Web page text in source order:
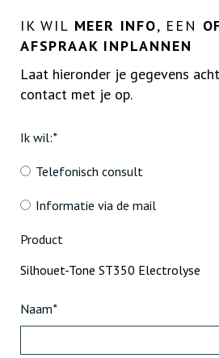
IK WIL MEER INFO, EEN
AFSPRAAK INPLANNEN
Laat hieronder je gegevens
contact met je op.
Ik wil:*
Telefonisch consult
Informatie via de mail
Product
Naam*